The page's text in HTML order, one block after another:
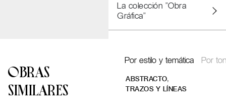
La colección "Obra
Gráfica"
OBRAS
SIMILARES
Por estilo y temática Por
ABSTRACTO,
TRAZOS Y LÍNEAS